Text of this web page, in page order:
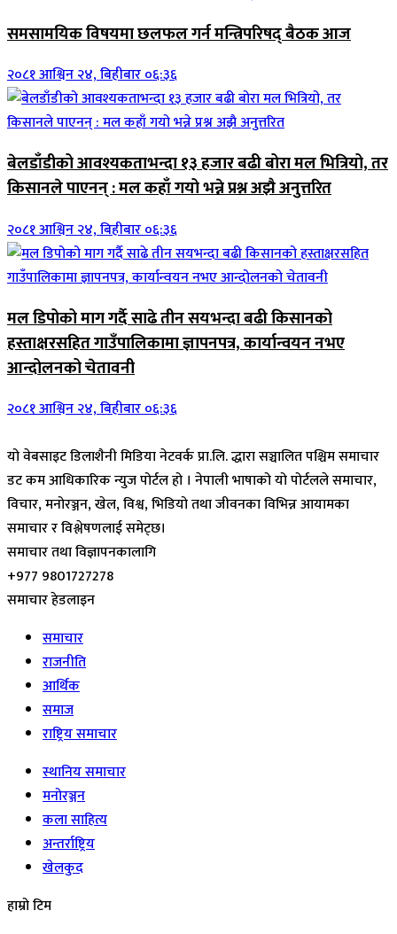
समसामयिक विषयमा छलफल गर्न मन्त्रिपरिषद् बैठक आज
२०८१ आश्विन २४, बिहीबार ०६:३६
बेलडाँडीको आवश्यकताभन्दा १३ हजार बढी बोरा मल भित्रियो, तर
किसानले पाएनन् : मल कहाँ गयो भन्ने प्रश्न अझै अनुत्तरित
२०८१ आश्विन २४, बिहीबार ०६:३६
मल डिपोको माग गर्दै साढे तीन सयभन्दा बढी किसानको
हस्ताक्षरसहित गाउँपालिकामा ज्ञापनपत्र, कार्यान्वयन नभए
आन्दोलनको चेतावनी
२०८१ आश्विन २४, बिहीबार ०६:३६
यो वेबसाइट डिलाशैनी मिडिया नेटवर्क प्रा.लि. द्धारा सञ्चालित पश्चिम समाचार
डट कम आधिकारिक न्युज पोर्टल हो । नेपाली भाषाको यो पोर्टलले समाचार,
विचार, मनोरञ्जन, खेल, विश्व, भिडियो तथा जीवनका विभिन्न आयामका
समाचार र विश्लेषणलाई समेट्छ।
समाचार तथा विज्ञापनकालागि
+977 9801727278
समाचार हेडलाइन
समाचार
राजनीति
आर्थिक
समाज
राष्ट्रिय समाचार
स्थानिय समाचार
मनोरञ्जन
कला साहित्य
अन्तर्राष्ट्रिय
खेलकुद
हाम्रो टिम